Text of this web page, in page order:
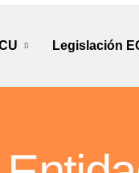
Legislación